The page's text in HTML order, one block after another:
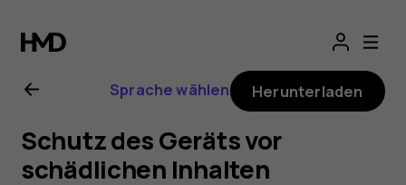
Nokia
G11 Sprache wählen Herunterladen
Schutz des Geräts vor
schädlichen Inhalten